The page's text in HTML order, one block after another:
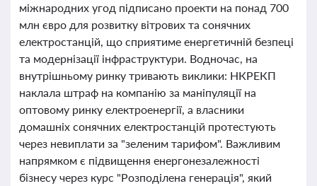
міжнародних угод підписано проекти на понад 700
млн євро для розвитку вітрових та сонячних
електростанцій, що сприятиме енергетичній безпеці
та модернізації інфраструктури. Водночас, на
внутрішньому ринку тривають виклики: НКРЕКП
наклала штраф на компанію за маніпуляції на
оптовому ринку електроенергії, а власники
домашніх сонячних електростанцій протестують
через невиплати за "зеленим тарифом". Важливим
напрямком є підвищення енергонезалежності
бізнесу через курс "Розподілена генерація", який